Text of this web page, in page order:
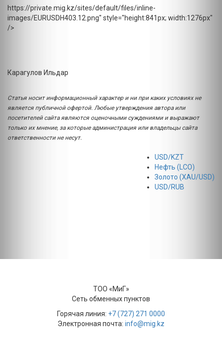
https://private.mig.kz/sites/default/files/inline-
images/EURUSDH403.12.png" style="height:841px; width:1276px"
/>
Карагулов Ильдар
Статья носит информационный характер и ни при каких условиях не
является публичной офертой. Любые утверждения автора или
посетителей сайта являются оценочными суждениями и выражают
только их мнение, за которые администрация или владельцы сайта
ответственности не несут.
USD/KZT
Нефть (LCO)
Золото (XAU/USD)
USD/RUB
ТОО «МиГ»
Сеть обменных пунктов
Горячая линия: +7 (727) 271 0000
Электронная почта: info@mig.kz